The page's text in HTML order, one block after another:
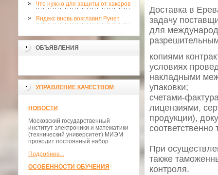
Что нужно для защиты от хакеров
Яндекс вновь возглавил Рунет
ОБЪЯВЛЕНИЯ
УПРАВЛЕНИЕ КАЧЕСТВОМ
НОВОСТИ
Московский государственный
институт электроники и математики
(технический университет) МИЭМ
проводит постоянный набор
Подробнее...
ОСОБЕННОСТИ ОБУЧЕНИЯ
Доставка в
задачу
для
копиями
условиях
накладными
упаковки;
счетами-
лицензиями,
продукции),
соответственно
При
также
контроля.